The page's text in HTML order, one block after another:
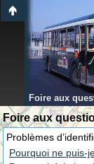
Foire aux
Foire aux
Problèmes
Pourquoi ne puis-